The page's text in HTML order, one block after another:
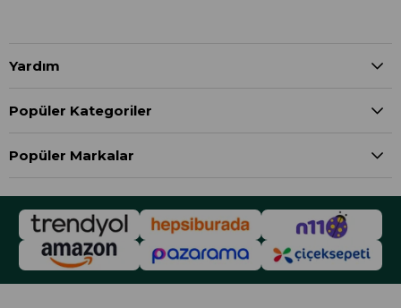
Yardım
Popüler Kategoriler
Popüler Markalar